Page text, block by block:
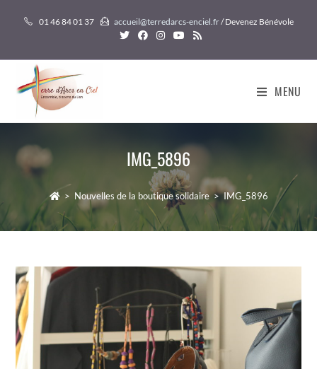
01 46 84 01 37 accueil@terredarcs-enciel.fr/ Devenez Bénévole
MENU
IMG_5896
> Nouvelles de la boutique solidaire > IMG_5896